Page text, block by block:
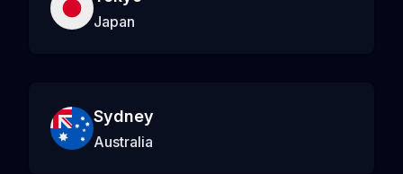
Japan
Sydney
Australia